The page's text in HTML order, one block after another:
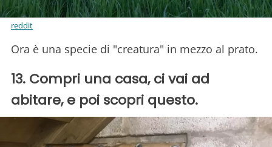
reddit
Ora è una specie di "creatura" in mezzo al prato.
13. Compri una casa, ci vai ad
abitare, e poi scopri questo.